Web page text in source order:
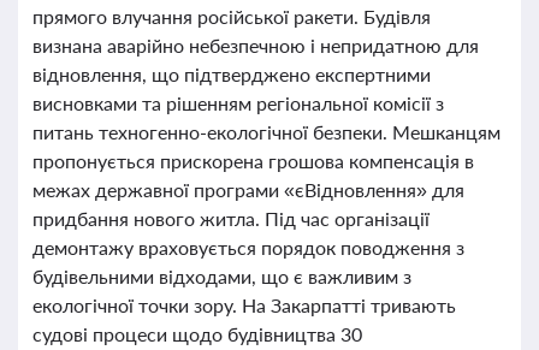
прямого влучання російської ракети. Будівля
визнана аварійно небезпечною і непридатною для
відновлення, що підтверджено експертними
висновками та рішенням регіональної комісії з
питань техногенно-екологічної безпеки. Мешканцям
пропонується прискорена грошова компенсація в
межах державної програми «єВідновлення» для
придбання нового житла. Під час організації
демонтажу враховується порядок поводження з
будівельними відходами, що є важливим з
екологічної точки зору. На Закарпатті тривають
судові процеси щодо будівництва 30